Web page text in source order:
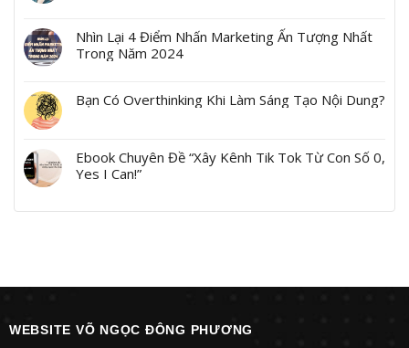
Nhìn Lại 4 Điểm Nhấn Marketing Ấn Tượng Nhất
Trong Năm 2024
Bạn Có Overthinking Khi Làm Sáng Tạo Nội Dung?
Ebook Chuyên Đề “Xây Kênh Tik Tok Từ Con Số 0,
Yes I Can!”
WEBSITE VÕ NGỌC ĐÔNG PHƯƠNG